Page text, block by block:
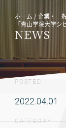
ホーム
企業・一
「青山学院大学
NEWS
POSTED
2022.04.01
CATEGORY